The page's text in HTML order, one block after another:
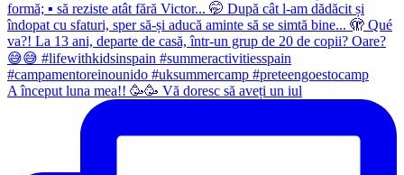
A început luna mea!! 🥳🥳 Vă doresc să aveți un iul